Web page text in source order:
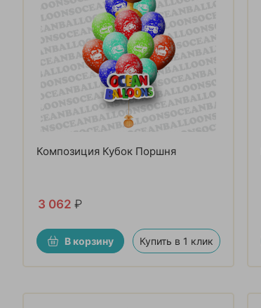
Композиция Кубок Поршня
3 062 ₽
В корзину Купить в 1 клик